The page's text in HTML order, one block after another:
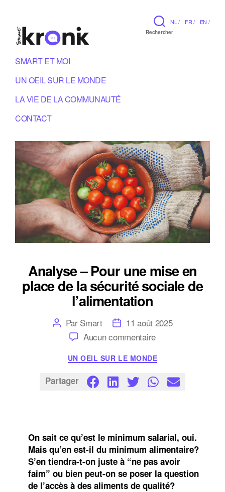
NL / FR / EN /
Rechercher
SMART ET MOI
UN OEIL SUR LE MONDE
LA VIE DE LA COMMUNAUTÉ
CONTACT
Analyse – Pour une mise en
place de la sécurité sociale de
l’alimentation
Auteur
de
l’article
Par Smart Date
de
l’article
11 août 2025
Aucun commentairesur
–
Pour
mise
en
de
l’alimentation
Catégories
UN OEIL SUR LE MONDE
Partager
On sait ce qu’est le minimum salarial, oui.
Mais qu’en est-il du minimum alimentaire?
S’en tiendra-t-on juste à “ne pas avoir
faim” ou bien peut-on se poser la question
de l’accès à des aliments de qualité?